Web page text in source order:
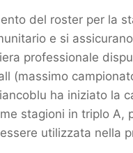
del roster per la
e si
professionale
(massimo
ha iniziato la
stagioni in triplo A,
utilizzata nella